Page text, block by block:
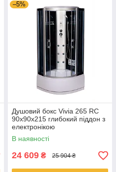
–5%
Душовий бокс Vivia 265 RC
90х90х215 глибокий піддон з
електронікою
(радіо,світло,витяжка)
В наявності
24 609 ₴ 25 904 ₴